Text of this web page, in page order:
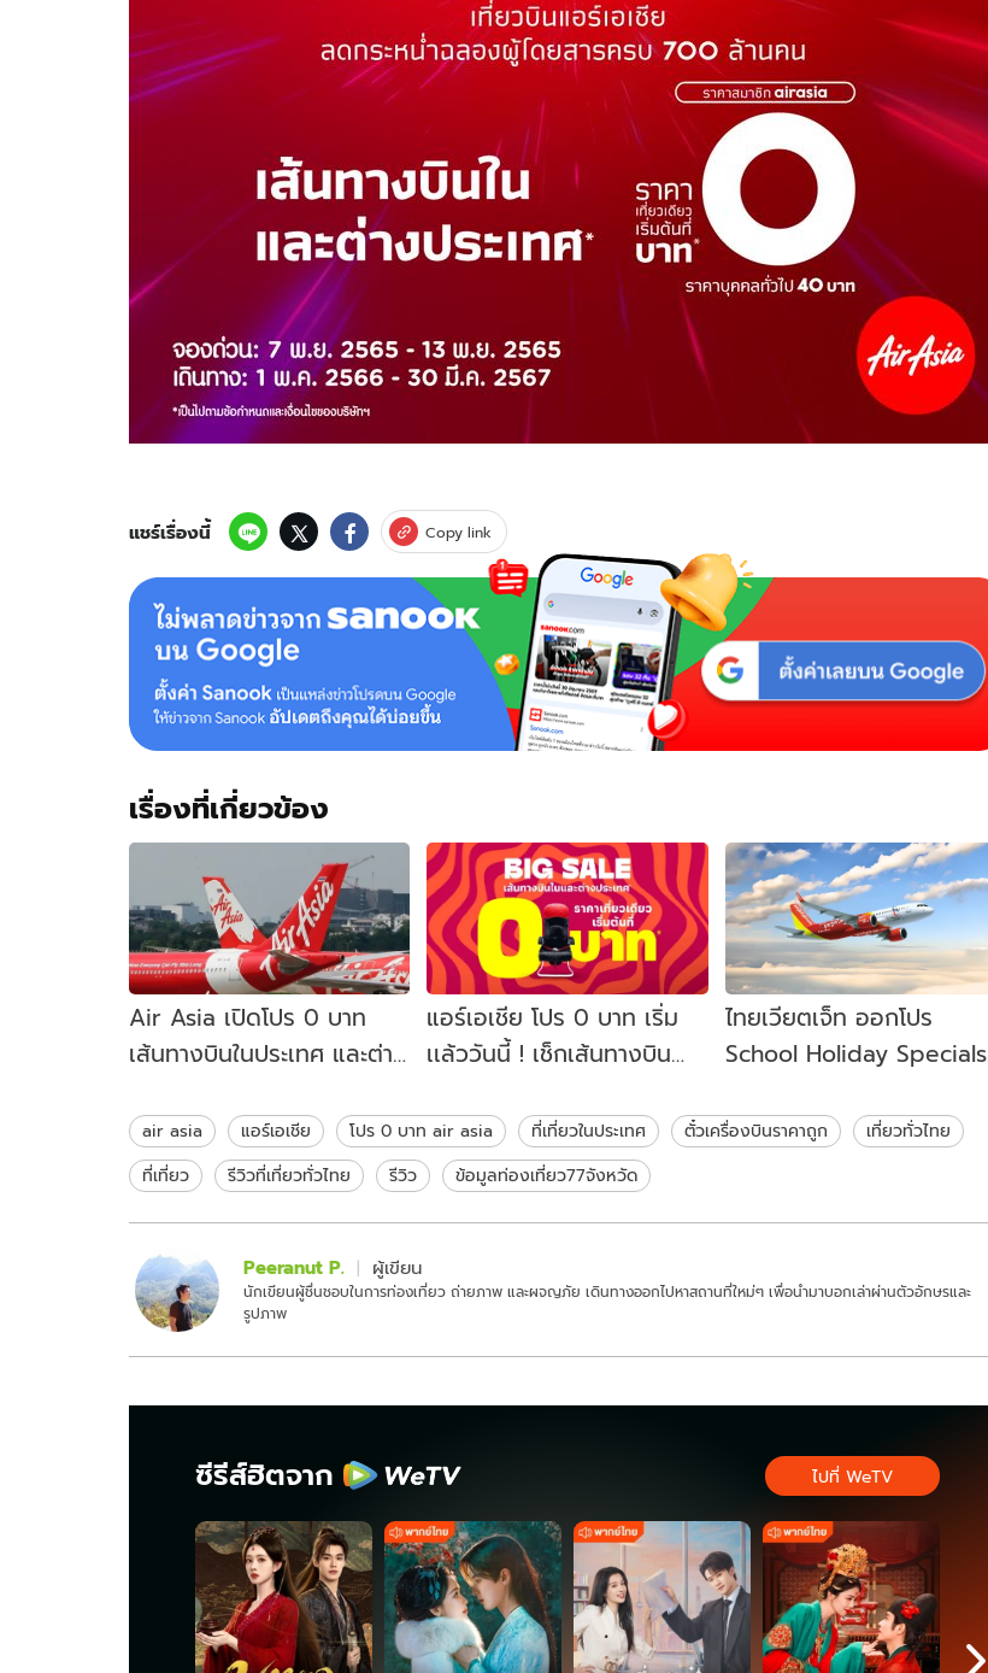
แชร์เรื่องนี้ Copy link
เรื่องที่เกี่ยวข้อง
Air Asia เปิดโปร 0 บาท
เส้นทางบินในประเทศ และต่าง
แอร์เอเชีย โปร 0 บาท เริ่ม
เเล้ววันนี้ ! เช็กเส้นทางบิน
ไทยเวียตเจ็ท ออกโปร
School Holiday Specials
air asia แอร์เอเชีย โปร 0 บาท air asia ที่เที่ยวในประเทศ ตั๋วเครื่องบินราคาถูก
เที่ยวทั่วไทย
ที่เที่ยว
รีวิวที่เที่ยวทั่วไทย รีวิว ข้อมูลท่องเที่ยว77จังหวัด
Peeranut P. ผู้เขียน
นักเขียนผู้ชื่นชอบในการท่องเที่ยว ถ่ายภาพ และผจญภัย เดินทางออกไปหาสถานที่ใหม่ๆ เพื่อนำมาบอกเล่าผ่านตัวอักษรและ
รูปภาพ
ซีรีส์ฮิตจาก ไปที่ WeTV